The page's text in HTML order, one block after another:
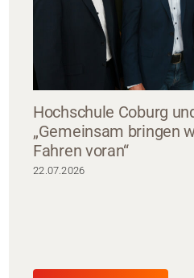
Hochschule Coburg
„Gemeinsam bringen
Fahren voran“
22.07.2026